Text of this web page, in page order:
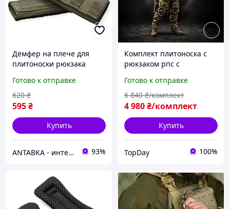
Демфер на плече для
плитоноски рюкзака
Готово к отправке
595₴
620 ₴
Купить
ANTABKA - интернет магазин 93%
Комплект плитоноска с
рюкзаком рпс с
аптечка тактический
быстрого сброса
Готово к отправке
4 980₴/комплект
6 840 ₴/комплект
Купить
TopDay 100%